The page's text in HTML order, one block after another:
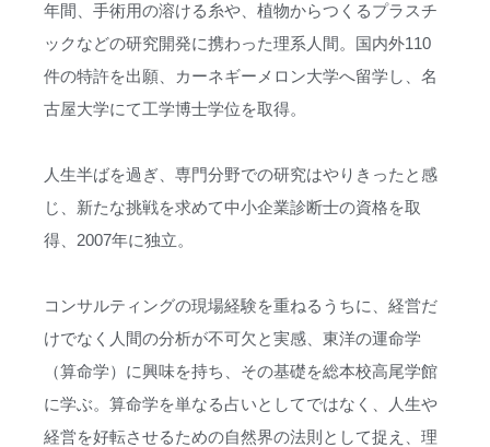
年間、手術用の溶ける糸や、植物からつくるプラスチ
ックなどの研究開発に携わった理系人間。国内外110
件の特許を出願、カーネギーメロン大学へ留学し、名
古屋大学にて工学博士学位を取得。
人生半ばを過ぎ、専門分野での研究はやりきったと感
じ、新たな挑戦を求めて中小企業診断士の資格を取
得、2007年に独立。
コンサルティングの現場経験を重ねるうちに、経営だ
けでなく人間の分析が不可欠と実感、東洋の運命学
（算命学）に興味を持ち、その基礎を総本校高尾学館
に学ぶ。算命学を単なる占いとしてではなく、人生や
経営を好転させるための自然界の法則として捉え、理
会員向け